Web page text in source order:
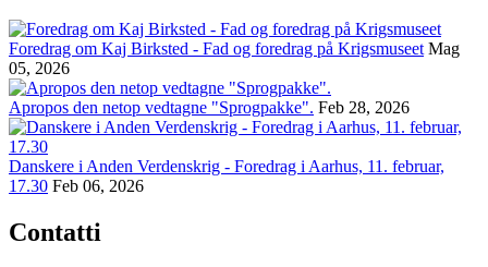
Foredrag om Kaj Birksted - Fad og foredrag på Krigsmuseet Mag
05, 2026
Apropos den netop vedtagne "Sprogpakke". Feb 28, 2026
Danskere i Anden Verdenskrig - Foredrag i Aarhus, 11. februar,
17.30 Feb 06, 2026
Contatti